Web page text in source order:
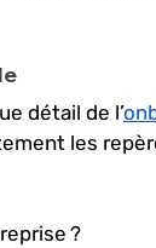
détail de l’
les
?